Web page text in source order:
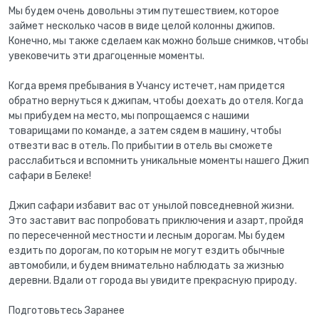
Мы будем очень довольны этим путешествием, которое
займет несколько часов в виде целой колонны джипов.
Конечно, мы также сделаем как можно больше снимков, чтобы
увековечить эти драгоценные моменты.
Когда время пребывания в Учансу истечет, нам придется
обратно вернуться к джипам, чтобы доехать до отеля. Когда
мы прибудем на место, мы попрощаемся с нашими
товарищами по команде, а затем сядем в машину, чтобы
отвезти вас в отель. По прибытии в отель вы сможете
расслабиться и вспомнить уникальные моменты нашего Джип
сафари в Белеке!
Джип сафари избавит вас от унылой повседневной жизни.
Это заставит вас попробовать приключения и азарт, пройдя
по пересеченной местности и лесным дорогам. Мы будем
ездить по дорогам, по которым не могут ездить обычные
автомобили, и будем внимательно наблюдать за жизнью
деревни. Вдали от города вы увидите прекрасную природу.
Подготовьтесь Заранее